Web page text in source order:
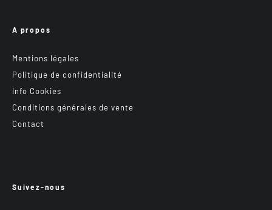
A propos
Mentions légales
Politique de confidentialité
Info Cookies
Conditions générales de vente
Contact
Suivez-nous